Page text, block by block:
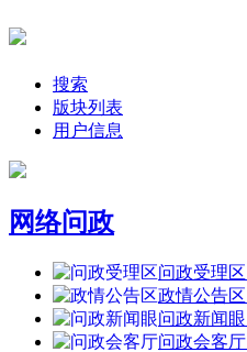
搜索
版块列表
用户信息
网络问政
问政受理区
政情公告区
问政新闻眼
问政会客厅